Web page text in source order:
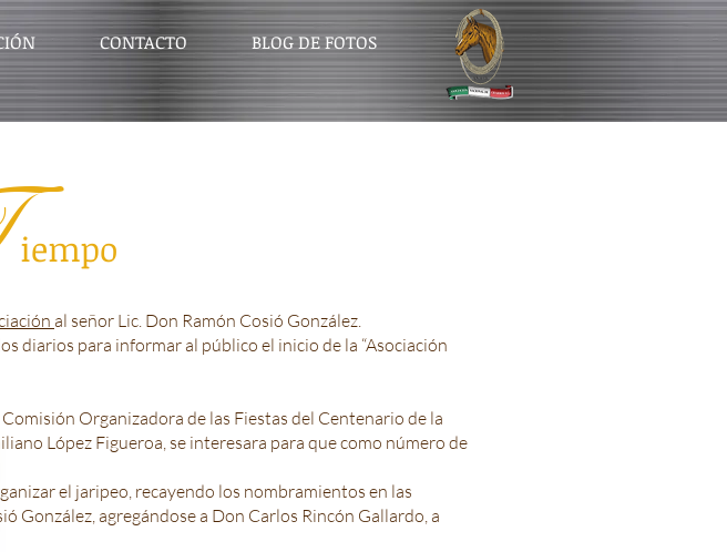
CONTACTO BLOG DE FOTOS
iempo
al señor Lic. Don Ramón Cosió González.
diarios para informar al público el inicio de la “Asociación
Organizadora de las Fiestas del Centenario de la
López Figueroa, se interesara para que como número de
el jaripeo, recayendo los nombramientos en las
González, agregándose a Don Carlos Rincón Gallardo, a